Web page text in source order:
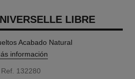
LIBRE
Acabado Natural
información
Ref. 132280